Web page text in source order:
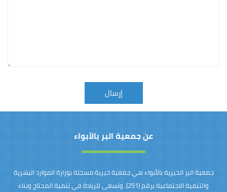
إرسال
عن جمعية البر بالأبواء
جمعية البر الخيرية بالأبواء هي جمعية خيرية مسجلة بوزارة الموارد البشرية
والتنمية الاجتماعية برقم (251). وتسعى للريادة في تنمية المحتاج وبناء